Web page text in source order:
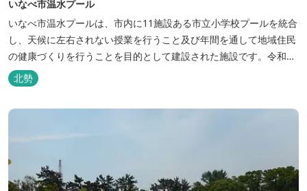
いなべ市温水プール
いなべ市温水プールは、市内に11施設ある市立小学校プールを統合
し、天候に左右されない授業を行うこと及び年間を通して地域住民
の健康づくりを行うことを目的として建設された施設です。令和６
年４月２日にグランドオープンしました。 三重県おすすめ海水浴場
ビーチ特集はこちら🏖
北勢